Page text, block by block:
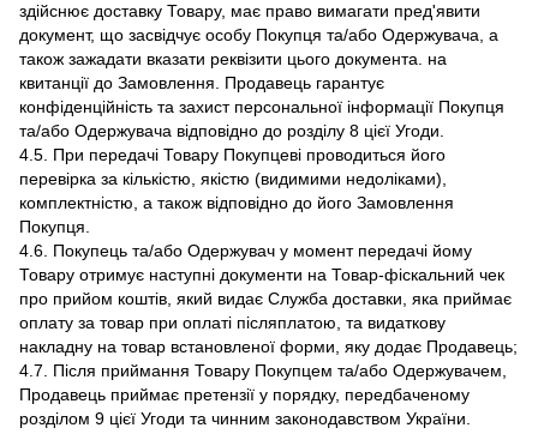
здійснює доставку Товару, має право вимагати пред'явити
документ, що засвідчує особу Покупця та/або Одержувача, а
також зажадати вказати реквізити цього документа. на
квитанції до Замовлення. Продавець гарантує
конфіденційність та захист персональної інформації Покупця
та/або Одержувача відповідно до розділу 8 цієї Угоди.
4.5. При передачі Товару Покупцеві проводиться його
перевірка за кількістю, якістю (видимими недоліками),
комплектністю, а також відповідно до його Замовлення
Покупця.
4.6. Покупець та/або Одержувач у момент передачі йому
Товару отримує наступні документи на Товар-фіскальний чек
про прийом коштів, який видає Служба доставки, яка приймає
оплату за товар при оплаті післяплатою, та видаткову
накладну на товар встановленої форми, яку додає Продавець;
4.7. Після приймання Товару Покупцем та/або Одержувачем,
Продавець приймає претензії у порядку, передбаченому
розділом 9 цієї Угоди та чинним законодавством України.